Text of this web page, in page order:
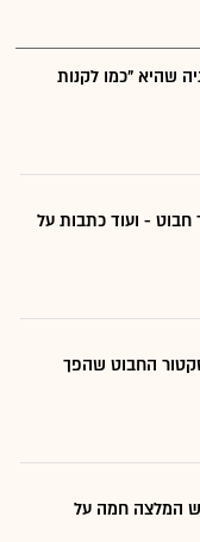
שהיא "כמו לקנות
- ועוד כתבות על
החבוט שהפך
המלצה חמה על